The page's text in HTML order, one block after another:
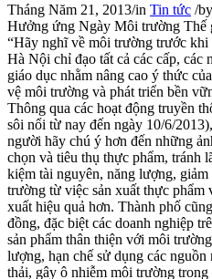
Tháng Năm 21, 2013/in Tin tức /by
Hưởng ứng Ngày Môi trường Thế
“Hãy nghĩ về môi trường trước khi
Hà Nội chỉ đạo tất cả các cấp, các
giáo dục nhằm nâng cao ý thức
vệ môi trường và phát triển bền
Thông qua các hoạt động truyền
sôi nổi từ nay đến ngày 10/6/
người hãy chú ý hơn đến những
chọn và tiêu thụ thực phẩm, tránh
kiệm tài nguyên, năng lượng,
trường từ việc sản xuất thực phẩm
xuất hiệu quả hơn. Thành phố
đồng, đặc biệt các doanh nghiệp
sản phẩm thân thiện với môi
lượng, hạn chế sử dụng các
thải, gây ô nhiễm môi trường